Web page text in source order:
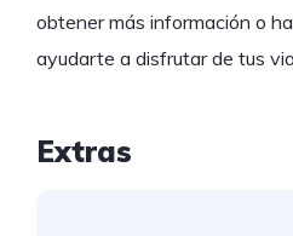
obtener más información o
ayudarte a disfrutar de tus
Extras